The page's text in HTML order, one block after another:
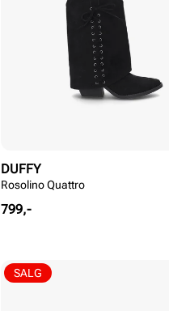
DUFFY
Rosolino Quattro
Pris
799,-
SALG